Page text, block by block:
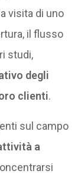
visita di uno
il flusso
studi,
degli
clienti.
sul campo
a